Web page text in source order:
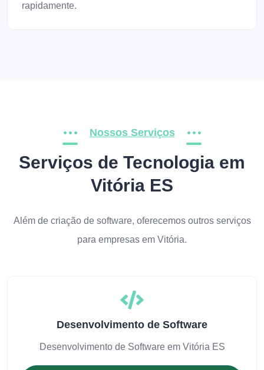
rapidamente.
Nossos Serviços
Serviços de Tecnologia em
Vitória ES
Além de criação de software, oferecemos outros serviços
para empresas em Vitória.
Desenvolvimento de Software
Desenvolvimento de Software em Vitória ES